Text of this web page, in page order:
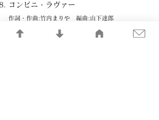
コンビニ・ラヴァー
作詞・作曲:竹内まりや 編曲:山下達郎
ロンサム・シーズン